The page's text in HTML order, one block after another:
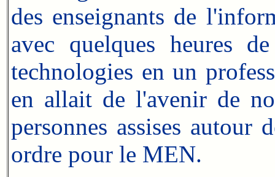
des enseignants de
avec quelques heures
technologies en un
en allait de l'avenir de
personnes assises
ordre pour le MEN.